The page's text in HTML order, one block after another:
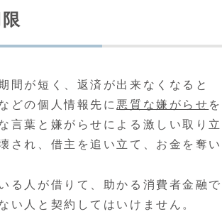
間が短く、返済が出来なくなると
どの個人情報先に 悪質な嫌がらせ
言葉と嫌がらせによる激しい取り立
され、借主を追い立て、お金を奪い
る人が借りて、助かる消費者金融で
い人と契約してはいけません。